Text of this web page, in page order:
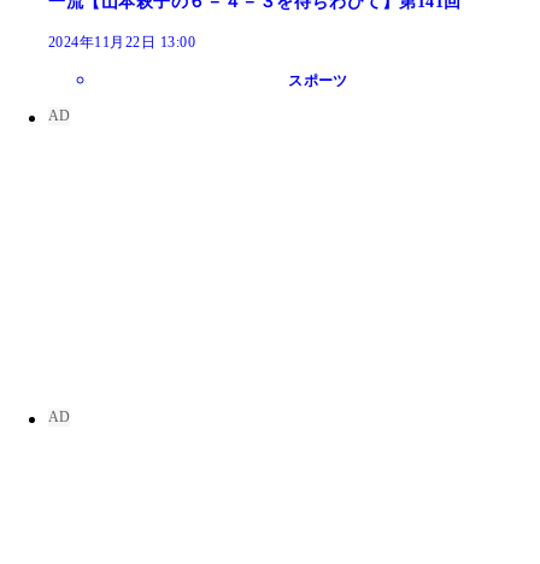
2024年11月22日 13:00
スポーツ